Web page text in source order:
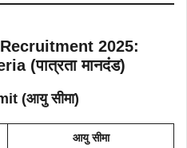
2025:
(पात्रता मानदंड)
(आयु सीमा)
आयु सीमा